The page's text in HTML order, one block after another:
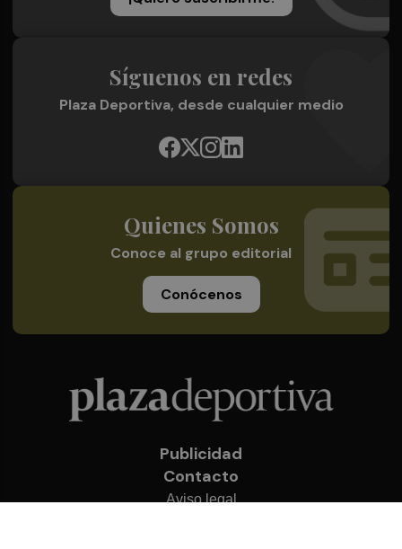
Síguenos en redes
Plaza Deportiva, desde cualquier medio
Quienes Somos
Conoce al grupo editorial
Conócenos
Publicidad
Contacto
Aviso legal